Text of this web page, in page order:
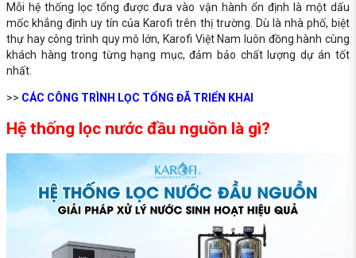
Mỗi hệ thống lọc tổng được đưa vào vận hành ổn định là một dấu
mốc khẳng định uy tín của Karofi trên thị trường. Dù là nhà phố, biệt
thự hay công trình quy mô lớn, Karofi Việt Nam luôn đồng hành cùng
khách hàng trong từng hạng mục, đảm bảo chất lượng dự án tốt
nhất.
>> CÁC CÔNG TRÌNH LỌC TỔNG ĐÃ TRIỂN KHAI
Hệ thống lọc nước đầu nguồn là gì?